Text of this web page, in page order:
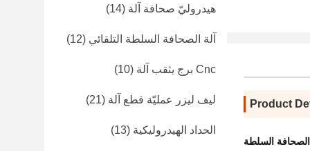
Product
الصحافة السلطة
هيدروليّ صحافة آلة (14)
آلة الصحافة السلطة التلقائي (12)
Cnc برج يثقب آلة (10)
ليف ليزر عمليّة قطع آلة (21)
الحداد الهيدروليكية (13)